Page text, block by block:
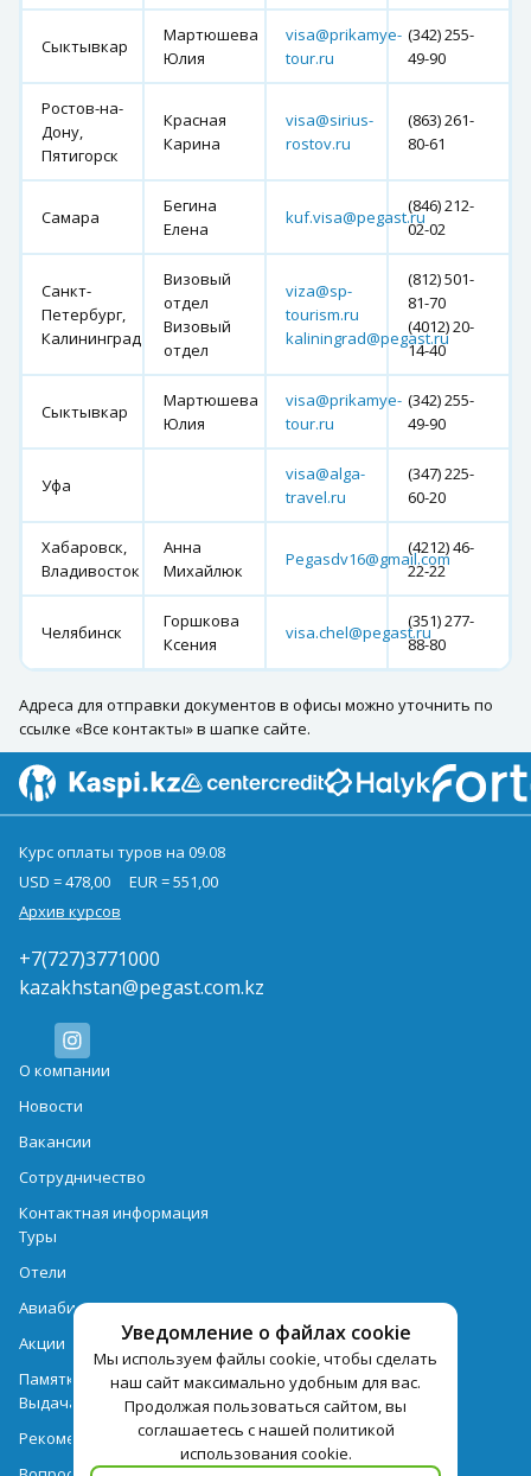
Сыктывкар
Мартюшева
Юлия
visa@prikamye-
tour.ru
(342) 255-
49-90
Ростов-на-
Дону,
Пятигорск
Красная
Карина
visa@sirius-
rostov.ru
(863) 261-
80-61
Самара
Бегина
Елена
kuf.visa@pegast.ru
(846) 212-
02-02
Санкт-
Петербург,
Калининград
Визовый
отдел
Визовый
отдел
viza@sp-
tourism.ru
kaliningrad@pegast.ru
(812) 501-
81-70
(4012) 20-
14-40
Сыктывкар
Мартюшева
Юлия
visa@prikamye-
tour.ru
(342) 255-
49-90
Уфа
visa@alga-
travel.ru
(347) 225-
60-20
Хабаровск,
Владивосток
Анна
Михайлюк
Pegasdv16@gmail.com
(4212) 46-
22-22
Челябинск
Горшкова
Ксения
visa.chel@pegast.ru
(351) 277-
88-80
Адреса для отправки документов в офисы можно уточнить по
ссылке «Все контакты» в шапке сайте.
Уведомление о файлах cookie
Мы используем файлы cookie, чтобы сделать
наш сайт максимально удобным для вас.
Продолжая пользоваться сайтом, вы
соглашаетесь с нашей политикой
использования cookie.
Курс оплаты туров на 09.08
USD = 478,00
EUR = 551,00
Архив курсов
+7(727)3771000
kazakhstan@pegast.com.kz
О компании
Новости
Вакансии
Сотрудничество
Контактная информация
Туры
Отели
Авиабилеты
Акции
Памятка для туристов
Выдача документов
Рекомендации